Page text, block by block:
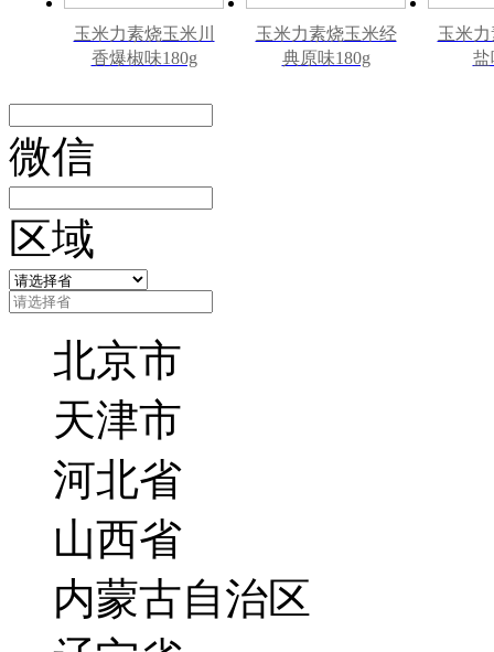
玉米力素烧玉米川
香爆椒味180g
玉米力素烧玉米经
典原味180g
玉米
盐
微信
区域
北京市
天津市
河北省
山西省
内蒙古自治区